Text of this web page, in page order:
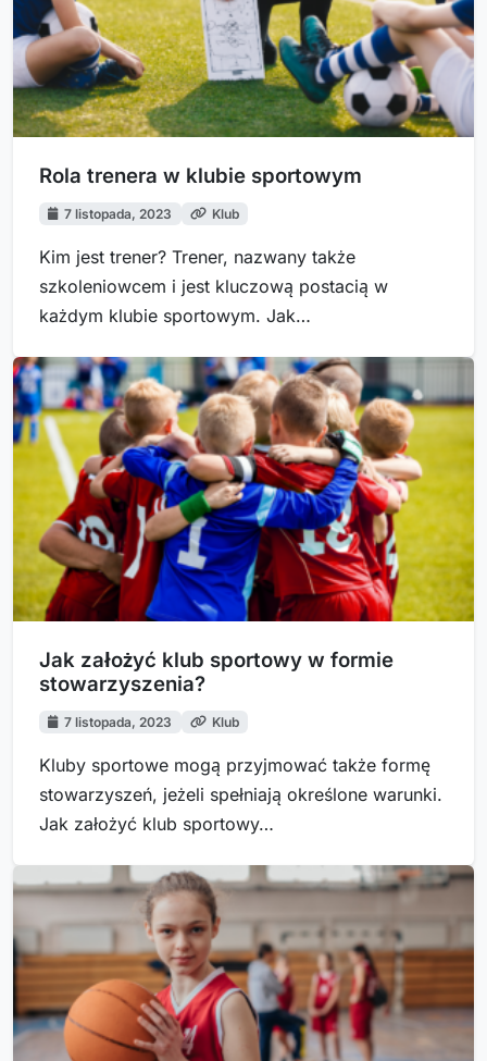
Rola trenera w klubie sportowym
7 listopada, 2023 Klub
Kim jest trener? Trener, nazwany także
szkoleniowcem i jest kluczową postacią w
każdym klubie sportowym. Jak…
Jak założyć klub sportowy w formie
stowarzyszenia?
7 listopada, 2023 Klub
Kluby sportowe mogą przyjmować także formę
stowarzyszeń, jeżeli spełniają określone warunki.
Jak założyć klub sportowy…